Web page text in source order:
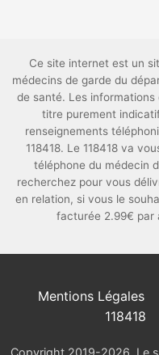
Ce site internet est un
médecins de garde du
de santé. Les
titre purement
renseignements
118418. Le 118418 va
téléphone du médecin
recherchez pour vous
en relation, si vous le
facturée 2.99€ par
Mentions Légales
118418
Copyright 2019-2026. Le